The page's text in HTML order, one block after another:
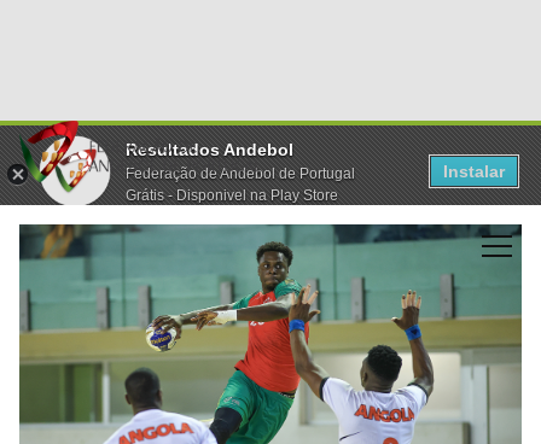
Resultados Andebol
Federação de Andebol de Portugal
Grátis - Disponivel na Play Store
Instalar